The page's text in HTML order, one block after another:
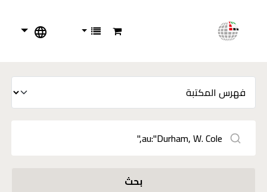
بحث